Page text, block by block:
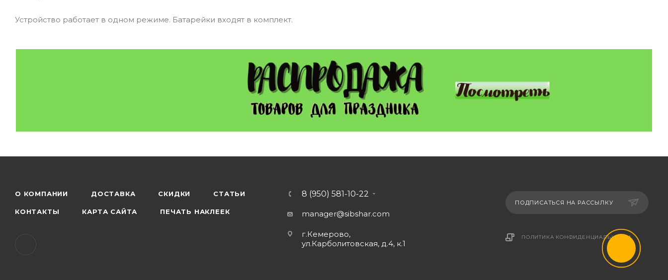
Устройство работает в одном режиме. Батарейки входят в комплект.
О КОМПАНИИ ДОСТАВКА СКИДКИ СТАТЬИ
КОНТАКТЫ КАРТА САЙТА ПЕЧАТЬ НАКЛЕЕК
8 (950) 581-10-22
manager@sibshar.com
г.Кемерово,
ул.Карболитовская, д.4, к.1
ПОДПИСАТЬСЯ НА РАССЫЛКУ
ПОЛИТИКА КОНФИДЕНЦИАЛЬНОСТИ